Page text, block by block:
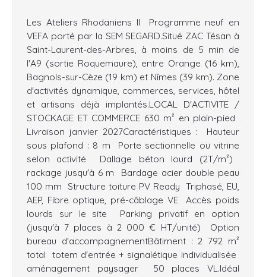
Les Ateliers Rhodaniens II  Programme neuf en
VEFA porté par la SEM SEGARD.Situé ZAC Tésan à
Saint-Laurent-des-Arbres, à moins de 5 min de
l'A9 (sortie Roquemaure), entre Orange (16 km),
Bagnols-sur-Cèze (19 km) et Nîmes (39 km). Zone
d'activités dynamique, commerces, services, hôtel
et artisans déjà implantés.LOCAL D'ACTIVITE /
STOCKAGE ET COMMERCE 630 m² en plain-pied 
Livraison janvier 2027Caractéristiques :  Hauteur
sous plafond : 8 m  Porte sectionnelle ou vitrine
selon activité  Dallage béton lourd (2T/m²) 
rackage jusqu'à 6 m  Bardage acier double peau
100 mm  Structure toiture PV Ready  Triphasé, EU,
AEP, Fibre optique, pré-câblage VE  Accès poids
lourds sur le site  Parking privatif en option
(jusqu'à 7 places à 2 000 € HT/unité)  Option
bureau d'accompagnementBâtiment : 2 792 m²
total  totem d'entrée + signalétique individualisée 
aménagement paysager  50 places VL.Idéal